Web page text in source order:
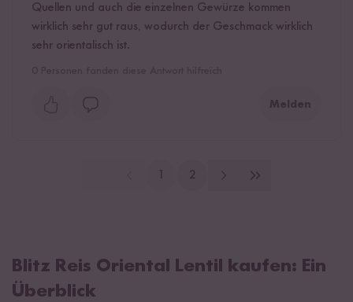
Quellen und auch die einzelnen Gewürze kommen
wirklich sehr gut raus, wodurch der Geschmack wirklich
sehr orientalisch ist.
Melden
2
Blitz Reis Oriental Lentil kaufen: Ein
Überblick